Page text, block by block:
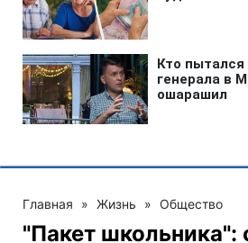
Главная » Жизнь » Общество
"Пакет школьника":